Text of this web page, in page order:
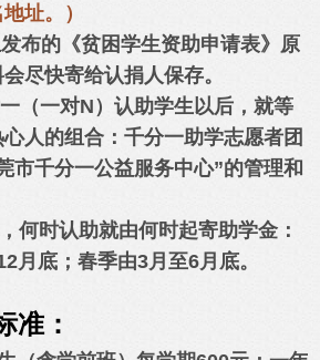
址。）
布的《贫困学生资助申请表》原
尽快寄给认捐人保存。
（一对N）认助学生以后，就等
人的组合：千分一助学志愿者团
市千分一公益服务中心”的管理和
何时认助就由何时起寄助学金：
月底；春季由3月至6月底。
准：